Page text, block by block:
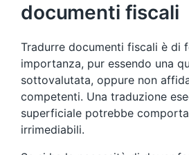
documenti fiscali
Tradurre documenti fiscali è di
importanza, pur essendo una
sottovalutata, oppure non
competenti. Una traduzione
superficiale potrebbe
irrimediabili.